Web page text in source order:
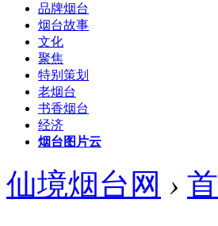
品牌烟台
烟台故事
文化
聚焦
特别策划
老烟台
书香烟台
经济
烟台图片云
仙境烟台网 ›